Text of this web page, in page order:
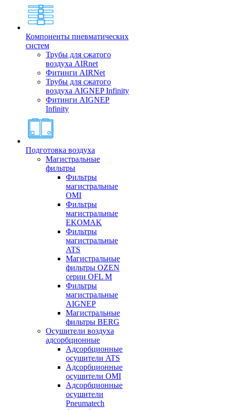
Компоненты пневматических
систем
Трубы для сжатого
воздуха AIRnet
Фитинги AIRNet
Трубы для сжатого
воздуха AIGNEP Infinity
Фитинги AIGNEP
Infinity
Подготовка воздуха
Магистральные
фильтры
Фильтры
магистральные
OMI
Фильтры
магистральные
EKOMAK
Фильтры
магистральные
ATS
Магистральные
фильтры OZEN
серии OFL M
Фильтры
магистральные
AIGNEP
Магистральные
фильтры BERG
Осушители воздуха
адсорбционные
Адсорбционные
осушители ATS
Адсорбционные
осушители OMI
Адсорбционные
осушители
Pneumatech